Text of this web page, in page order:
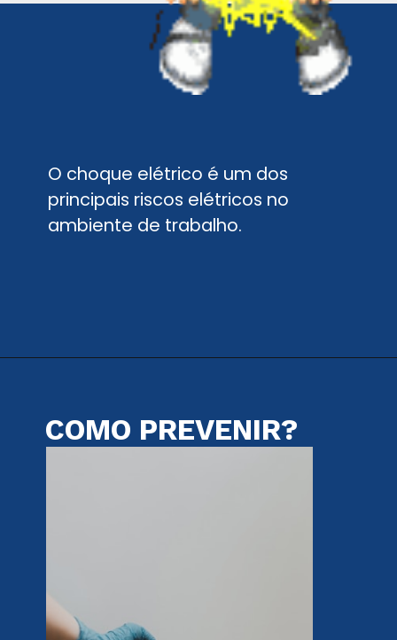
O choque elétrico é um dos
principais riscos elétricos no
ambiente de trabalho.
COMO PREVENIR?